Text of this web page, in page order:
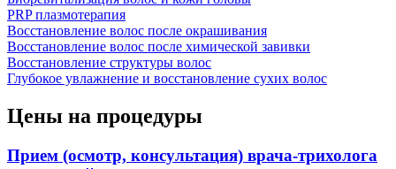
PRP плазмотерапия
Восстановление волос после окрашивания
Восстановление волос после химической завивки
Восстановление структуры волос
Глубокое увлажнение и восстановление сухих волос
Цены на процедуры
Прием (осмотр, консультация) врача-трихолога